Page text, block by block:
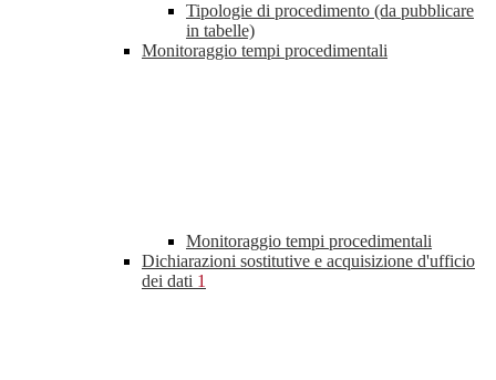
Tipologie di procedimento (da pubblicare
in tabelle)
Monitoraggio tempi procedimentali
Monitoraggio tempi procedimentali
Dichiarazioni sostitutive e acquisizione d'ufficio
dei dati 1